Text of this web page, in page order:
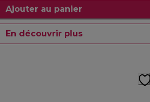
Ajouter au panier
En découvrir plus